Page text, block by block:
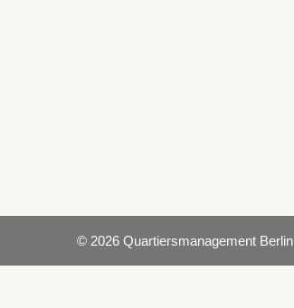
© 2026 Quartiersmanagement Berlin